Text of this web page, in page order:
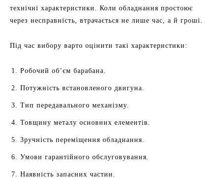
технічні характеристики. Коли обладнання простоює
через несправність, втрачається не лише час, а й гроші.
Під час вибору варто оцінити такі характеристики:
Робочий об’єм барабана.
Потужність встановленого двигуна.
Тип передавального механізму.
Товщину металу основних елементів.
Зручність переміщення обладнання.
Умови гарантійного обслуговування.
Наявність запасних частин.